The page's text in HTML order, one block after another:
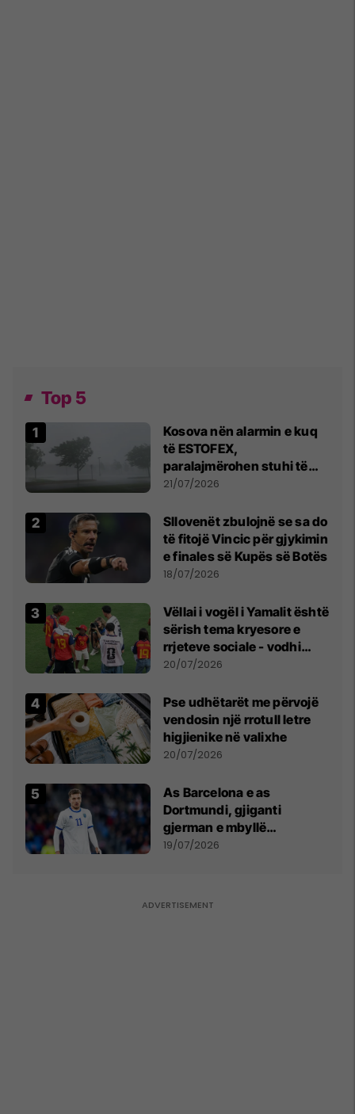
Top 5
Kosova nën alarmin e kuq
të ESTOFEX,
paralajmërohen stuhi të
fuqishme me breshër dhe
21/07/2026
Sllovenët zbulojnë se sa do
të fitojë Vincic për gjykimin
e finales së Kupës së Botës
18/07/2026
Vëllai i vogël i Yamalit është
sërish tema kryesore e
rrjeteve sociale - vodhi
vëmendjen pas finales së
20/07/2026
Pse udhëtarët me përvojë
vendosin një rrotull letre
higjienike në valixhe
20/07/2026
As Barcelona e as
Dortmundi, gjiganti
gjerman e mbyllë
marrëveshjen për Fisnik
19/07/2026